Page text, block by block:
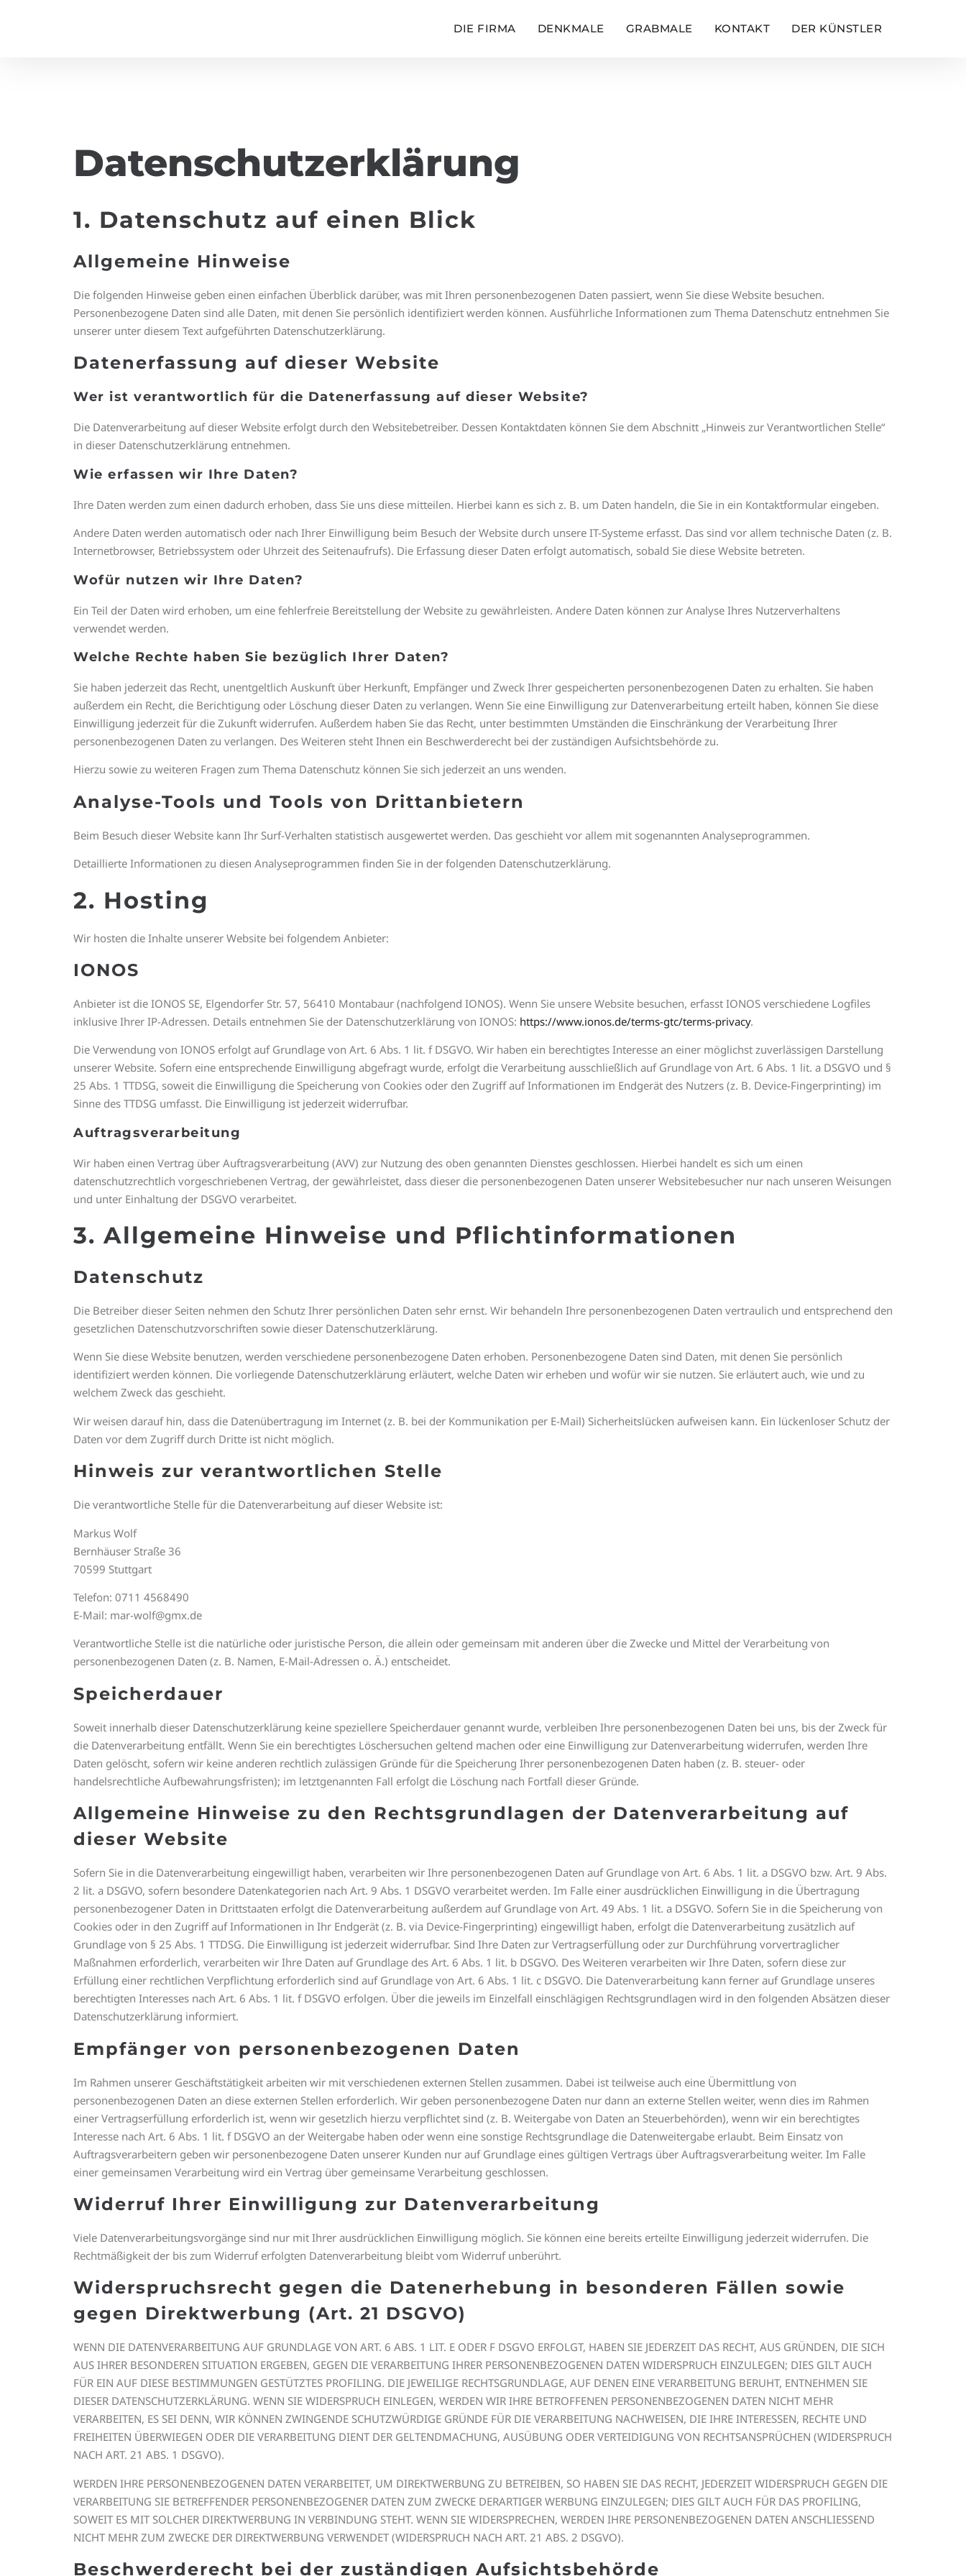
DIE FIRMA DENKMALE GRABMALE KONTAKT DER KÜNSTLER
Datenschutz­erklärung
1. Datenschutz auf einen Blick
Allgemeine Hinweise
Die folgenden Hinweise geben einen einfachen Überblick darüber, was mit Ihren personenbezogenen Daten passiert, wenn Sie diese Website besuchen.
Personenbezogene Daten sind alle Daten, mit denen Sie persönlich identifiziert werden können. Ausführliche Informationen zum Thema Datenschutz entnehmen Sie
unserer unter diesem Text aufgeführten Datenschutzerklärung.
Datenerfassung auf dieser Website
Wer ist verantwortlich für die Datenerfassung auf dieser Website?
Die Datenverarbeitung auf dieser Website erfolgt durch den Websitebetreiber. Dessen Kontaktdaten können Sie dem Abschnitt „Hinweis zur Verantwortlichen Stelle“
in dieser Datenschutzerklärung entnehmen.
Wie erfassen wir Ihre Daten?
Ihre Daten werden zum einen dadurch erhoben, dass Sie uns diese mitteilen. Hierbei kann es sich z. B. um Daten handeln, die Sie in ein Kontaktformular eingeben.
Andere Daten werden automatisch oder nach Ihrer Einwilligung beim Besuch der Website durch unsere IT-Systeme erfasst. Das sind vor allem technische Daten (z. B.
Internetbrowser, Betriebssystem oder Uhrzeit des Seitenaufrufs). Die Erfassung dieser Daten erfolgt automatisch, sobald Sie diese Website betreten.
Wofür nutzen wir Ihre Daten?
Ein Teil der Daten wird erhoben, um eine fehlerfreie Bereitstellung der Website zu gewährleisten. Andere Daten können zur Analyse Ihres Nutzerverhaltens
verwendet werden.
Welche Rechte haben Sie bezüglich Ihrer Daten?
Sie haben jederzeit das Recht, unentgeltlich Auskunft über Herkunft, Empfänger und Zweck Ihrer gespeicherten personenbezogenen Daten zu erhalten. Sie haben
außerdem ein Recht, die Berichtigung oder Löschung dieser Daten zu verlangen. Wenn Sie eine Einwilligung zur Datenverarbeitung erteilt haben, können Sie diese
Einwilligung jederzeit für die Zukunft widerrufen. Außerdem haben Sie das Recht, unter bestimmten Umständen die Einschränkung der Verarbeitung Ihrer
personenbezogenen Daten zu verlangen. Des Weiteren steht Ihnen ein Beschwerderecht bei der zuständigen Aufsichtsbehörde zu.
Hierzu sowie zu weiteren Fragen zum Thema Datenschutz können Sie sich jederzeit an uns wenden.
Analyse-Tools und Tools von Dritt­anbietern
Beim Besuch dieser Website kann Ihr Surf-Verhalten statistisch ausgewertet werden. Das geschieht vor allem mit sogenannten Analyseprogrammen.
Detaillierte Informationen zu diesen Analyseprogrammen finden Sie in der folgenden Datenschutzerklärung.
2. Hosting
Wir hosten die Inhalte unserer Website bei folgendem Anbieter:
IONOS
Anbieter ist die IONOS SE, Elgendorfer Str. 57, 56410 Montabaur (nachfolgend IONOS). Wenn Sie unsere Website besuchen, erfasst IONOS verschiedene Logfiles
inklusive Ihrer IP-Adressen. Details entnehmen Sie der Datenschutzerklärung von IONOS: https://www.ionos.de/terms-gtc/terms-privacy.
Die Verwendung von IONOS erfolgt auf Grundlage von Art. 6 Abs. 1 lit. f DSGVO. Wir haben ein berechtigtes Interesse an einer möglichst zuverlässigen Darstellung
unserer Website. Sofern eine entsprechende Einwilligung abgefragt wurde, erfolgt die Verarbeitung ausschließlich auf Grundlage von Art. 6 Abs. 1 lit. a DSGVO und §
25 Abs. 1 TTDSG, soweit die Einwilligung die Speicherung von Cookies oder den Zugriff auf Informationen im Endgerät des Nutzers (z. B. Device-Fingerprinting) im
Sinne des TTDSG umfasst. Die Einwilligung ist jederzeit widerrufbar.
Auftragsverarbeitung
Wir haben einen Vertrag über Auftragsverarbeitung (AVV) zur Nutzung des oben genannten Dienstes geschlossen. Hierbei handelt es sich um einen
datenschutzrechtlich vorgeschriebenen Vertrag, der gewährleistet, dass dieser die personenbezogenen Daten unserer Websitebesucher nur nach unseren Weisungen
und unter Einhaltung der DSGVO verarbeitet.
3. Allgemeine Hinweise und Pflicht­informationen
Datenschutz
Die Betreiber dieser Seiten nehmen den Schutz Ihrer persönlichen Daten sehr ernst. Wir behandeln Ihre personenbezogenen Daten vertraulich und entsprechend den
gesetzlichen Datenschutzvorschriften sowie dieser Datenschutzerklärung.
Wenn Sie diese Website benutzen, werden verschiedene personenbezogene Daten erhoben. Personenbezogene Daten sind Daten, mit denen Sie persönlich
identifiziert werden können. Die vorliegende Datenschutzerklärung erläutert, welche Daten wir erheben und wofür wir sie nutzen. Sie erläutert auch, wie und zu
welchem Zweck das geschieht.
Wir weisen darauf hin, dass die Datenübertragung im Internet (z. B. bei der Kommunikation per E-Mail) Sicherheitslücken aufweisen kann. Ein lückenloser Schutz der
Daten vor dem Zugriff durch Dritte ist nicht möglich.
Hinweis zur verantwortlichen Stelle
Die verantwortliche Stelle für die Datenverarbeitung auf dieser Website ist:
Markus Wolf
Bernhäuser Straße 36
70599 Stuttgart
Telefon: 0711 4568490
E-Mail: mar-wolf@gmx.de
Verantwortliche Stelle ist die natürliche oder juristische Person, die allein oder gemeinsam mit anderen über die Zwecke und Mittel der Verarbeitung von
personenbezogenen Daten (z. B. Namen, E-Mail-Adressen o. Ä.) entscheidet.
Speicherdauer
Soweit innerhalb dieser Datenschutzerklärung keine speziellere Speicherdauer genannt wurde, verbleiben Ihre personenbezogenen Daten bei uns, bis der Zweck für
die Datenverarbeitung entfällt. Wenn Sie ein berechtigtes Löschersuchen geltend machen oder eine Einwilligung zur Datenverarbeitung widerrufen, werden Ihre
Daten gelöscht, sofern wir keine anderen rechtlich zulässigen Gründe für die Speicherung Ihrer personenbezogenen Daten haben (z. B. steuer- oder
handelsrechtliche Aufbewahrungsfristen); im letztgenannten Fall erfolgt die Löschung nach Fortfall dieser Gründe.
Allgemeine Hinweise zu den Rechtsgrundlagen der Datenverarbeitung auf
dieser Website
Sofern Sie in die Datenverarbeitung eingewilligt haben, verarbeiten wir Ihre personenbezogenen Daten auf Grundlage von Art. 6 Abs. 1 lit. a DSGVO bzw. Art. 9 Abs.
2 lit. a DSGVO, sofern besondere Datenkategorien nach Art. 9 Abs. 1 DSGVO verarbeitet werden. Im Falle einer ausdrücklichen Einwilligung in die Übertragung
personenbezogener Daten in Drittstaaten erfolgt die Datenverarbeitung außerdem auf Grundlage von Art. 49 Abs. 1 lit. a DSGVO. Sofern Sie in die Speicherung von
Cookies oder in den Zugriff auf Informationen in Ihr Endgerät (z. B. via Device-Fingerprinting) eingewilligt haben, erfolgt die Datenverarbeitung zusätzlich auf
Grundlage von § 25 Abs. 1 TTDSG. Die Einwilligung ist jederzeit widerrufbar. Sind Ihre Daten zur Vertragserfüllung oder zur Durchführung vorvertraglicher
Maßnahmen erforderlich, verarbeiten wir Ihre Daten auf Grundlage des Art. 6 Abs. 1 lit. b DSGVO. Des Weiteren verarbeiten wir Ihre Daten, sofern diese zur
Erfüllung einer rechtlichen Verpflichtung erforderlich sind auf Grundlage von Art. 6 Abs. 1 lit. c DSGVO. Die Datenverarbeitung kann ferner auf Grundlage unseres
berechtigten Interesses nach Art. 6 Abs. 1 lit. f DSGVO erfolgen. Über die jeweils im Einzelfall einschlägigen Rechtsgrundlagen wird in den folgenden Absätzen dieser
Datenschutzerklärung informiert.
Empfänger von personenbezogenen Daten
Im Rahmen unserer Geschäftstätigkeit arbeiten wir mit verschiedenen externen Stellen zusammen. Dabei ist teilweise auch eine Übermittlung von
personenbezogenen Daten an diese externen Stellen erforderlich. Wir geben personenbezogene Daten nur dann an externe Stellen weiter, wenn dies im Rahmen
einer Vertragserfüllung erforderlich ist, wenn wir gesetzlich hierzu verpflichtet sind (z. B. Weitergabe von Daten an Steuerbehörden), wenn wir ein berechtigtes
Interesse nach Art. 6 Abs. 1 lit. f DSGVO an der Weitergabe haben oder wenn eine sonstige Rechtsgrundlage die Datenweitergabe erlaubt. Beim Einsatz von
Auftragsverarbeitern geben wir personenbezogene Daten unserer Kunden nur auf Grundlage eines gültigen Vertrags über Auftragsverarbeitung weiter. Im Falle
einer gemeinsamen Verarbeitung wird ein Vertrag über gemeinsame Verarbeitung geschlossen.
Widerruf Ihrer Einwilligung zur Datenverarbeitung
Viele Datenverarbeitungsvorgänge sind nur mit Ihrer ausdrücklichen Einwilligung möglich. Sie können eine bereits erteilte Einwilligung jederzeit widerrufen. Die
Rechtmäßigkeit der bis zum Widerruf erfolgten Datenverarbeitung bleibt vom Widerruf unberührt.
Widerspruchsrecht gegen die Datenerhebung in besonderen Fällen sowie
gegen Direktwerbung (Art. 21 DSGVO)
WENN DIE DATENVERARBEITUNG AUF GRUNDLAGE VON ART. 6 ABS. 1 LIT. E ODER F DSGVO ERFOLGT, HABEN SIE JEDERZEIT DAS RECHT, AUS GRÜNDEN, DIE SICH
AUS IHRER BESONDEREN SITUATION ERGEBEN, GEGEN DIE VERARBEITUNG IHRER PERSONENBEZOGENEN DATEN WIDERSPRUCH EINZULEGEN; DIES GILT AUCH
FÜR EIN AUF DIESE BESTIMMUNGEN GESTÜTZTES PROFILING. DIE JEWEILIGE RECHTSGRUNDLAGE, AUF DENEN EINE VERARBEITUNG BERUHT, ENTNEHMEN SIE
DIESER DATENSCHUTZERKLÄRUNG. WENN SIE WIDERSPRUCH EINLEGEN, WERDEN WIR IHRE BETROFFENEN PERSONENBEZOGENEN DATEN NICHT MEHR
VERARBEITEN, ES SEI DENN, WIR KÖNNEN ZWINGENDE SCHUTZWÜRDIGE GRÜNDE FÜR DIE VERARBEITUNG NACHWEISEN, DIE IHRE INTERESSEN, RECHTE UND
FREIHEITEN ÜBERWIEGEN ODER DIE VERARBEITUNG DIENT DER GELTENDMACHUNG, AUSÜBUNG ODER VERTEIDIGUNG VON RECHTSANSPRÜCHEN (WIDERSPRUCH
NACH ART. 21 ABS. 1 DSGVO).
WERDEN IHRE PERSONENBEZOGENEN DATEN VERARBEITET, UM DIREKTWERBUNG ZU BETREIBEN, SO HABEN SIE DAS RECHT, JEDERZEIT WIDERSPRUCH GEGEN DIE
VERARBEITUNG SIE BETREFFENDER PERSONENBEZOGENER DATEN ZUM ZWECKE DERARTIGER WERBUNG EINZULEGEN; DIES GILT AUCH FÜR DAS PROFILING,
SOWEIT ES MIT SOLCHER DIREKTWERBUNG IN VERBINDUNG STEHT. WENN SIE WIDERSPRECHEN, WERDEN IHRE PERSONENBEZOGENEN DATEN ANSCHLIESSEND
NICHT MEHR ZUM ZWECKE DER DIREKTWERBUNG VERWENDET (WIDERSPRUCH NACH ART. 21 ABS. 2 DSGVO).
Beschwerde­recht bei der zuständigen Aufsichts­behörde